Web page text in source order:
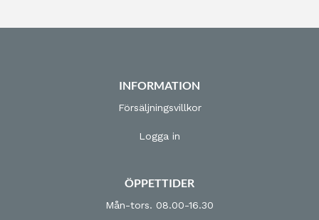
INFORMATION
Försäljningsvillkor
Logga in
ÖPPETTIDER
Mån-tors. 08.00-16.30